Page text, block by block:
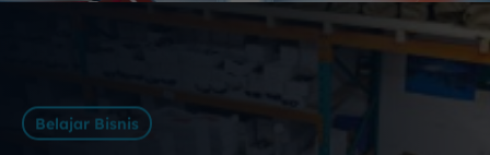
Belajar Bisnis